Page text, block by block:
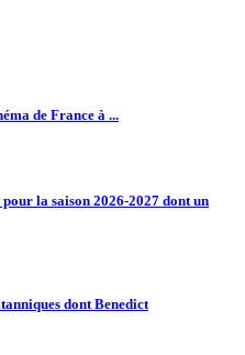
de France à ...
la saison 2026-2027 dont un
dont Benedict